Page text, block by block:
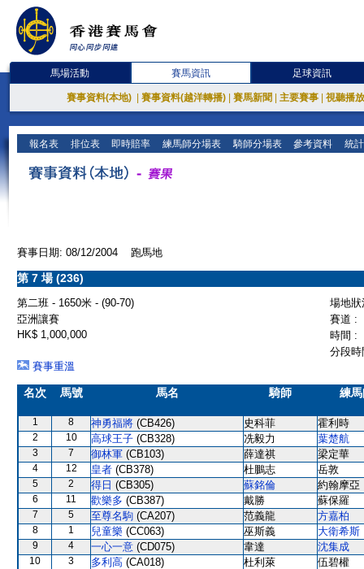
馬場活動 賽馬資訊 足球資訊
賽事資料(本地) 賽事資料(越洋轉播) 賽馬新聞 主要賽事 視聽播
報名表 排位表 即時賠率 練馬師分場表 騎師分場表 參考資料 統
賽事日期: 08/12/2004 跑馬地
第 7 場 (236)
第二班 - 1650米 - (90-70)
場地
亞洲讓賽
賽道 :
HK$ 1,000,000
時間 :
分段
賽事重溫
名次 馬號 馬名 騎師 練
1 8 神勇福將 (CB426) 史科菲 霍利時
2 10 高球王子 (CB328) 冼毅力 葉楚航
3 7 御林軍 (CB103) 薛達祺 梁定華
4 12 皇者 (CB378) 杜鵬志 岳敦
5 2 得日 (CB305) 蘇銘倫 約翰摩亞
6 11 歡樂多 (CB387) 戴勝 蘇保羅
7 5 至尊名駒 (CA207) 范義龍 方嘉柏
8 1 兒童樂 (CC063) 巫斯義 大衛希斯
9 4 一心一意 (CD075) 韋達 沈集成
10 3 多利高 (CA018) 杜利萊 伍碧權